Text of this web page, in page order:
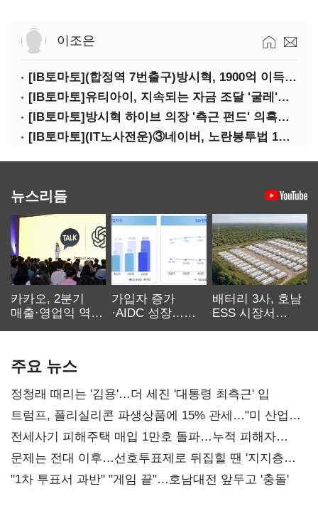
이조은
[IB토마토](합정역 7번출구)방시혁, 1900억 이득 논란…하이브 상장 진실은?
[IB토마토]유티아이, 지속되는 자금 조달 '굴레'…부채 리스크 고조
[IB토마토]방시혁 하이브 의장 '측근 펀드' 의혹…실상은 해외 투자 무산
[IB토마토](IT노사전운)③네이버, 노란봉투법 1호 되나…관건은 '진짜 주인'
뉴스리듬
카카오, 2분기
매출·영업익 역대
가입자 증가
·AIDC 성장…
배터리 3사, 호남
ESS 시장서
주요 뉴스
정청래 때리는 '김용'…더 세진 '대통령 최측근' 입
트럼프, 폴리실리콘 파생상품에 15% 관세…"미 산업
재건"
전세사기 피해주택 매입 1만호 돌파…누적 피해자
4만278명
문제는 전대 이후…선호투표제로 뒤집힐 땐 '지지층
불복'
"1차 투표서 과반" "게임 끝"…호남대전 앞두고 '충돌'